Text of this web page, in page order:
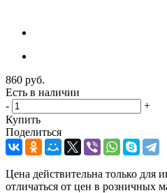
860 руб.
Есть в наличии
-
+
Купить
Поделиться
Цена действительна только для
отличаться от цен в розничных